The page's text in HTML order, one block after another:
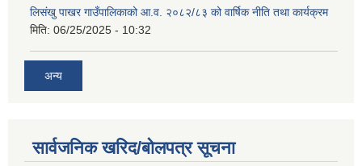
लिसंखु पाखर गाउँपालिकाको आ.व. २०८२/८३ को वार्षिक नीति तथा कार्यक्रम
मिति: 06/25/2025 - 10:32
अन्य
सार्वजनिक खरिद/बोलपत्र सूचना